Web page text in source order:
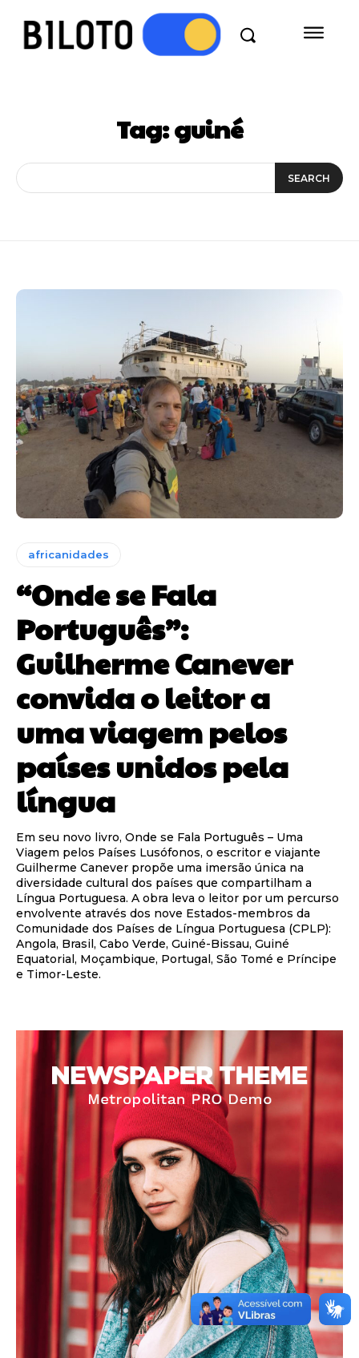
Tag:guiné
SEARCH
africanidades
“Onde se Fala
Português”:
Guilherme Canever
convida o leitor a
uma viagem pelos
países unidos pela
língua
Em seu novo livro, Onde se Fala Português – Uma
Viagem pelos Países Lusófonos, o escritor e viajante
Guilherme Canever propõe uma imersão única na
diversidade cultural dos países que compartilham a
Língua Portuguesa. A obra leva o leitor por um percurso
envolvente através dos nove Estados-membros da
Comunidade dos Países de Língua Portuguesa (CPLP):
Angola, Brasil, Cabo Verde, Guiné-Bissau, Guiné
Equatorial, Moçambique, Portugal, São Tomé e Príncipe
e Timor-Leste.